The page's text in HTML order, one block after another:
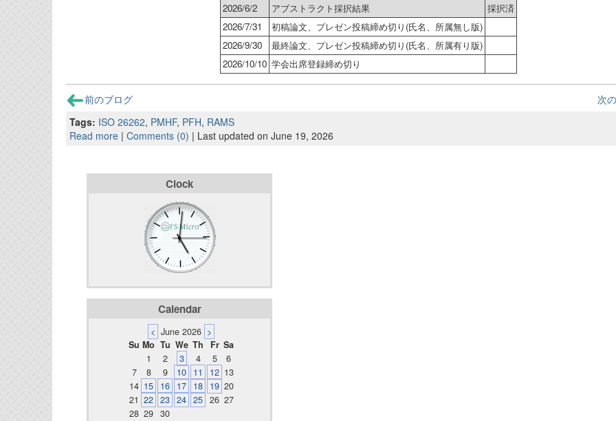
2026/6/2
アブストラクト採択結果
採択済
2026/7/31
初稿論文、プレゼン投稿締め切り(氏名、所属無し版)
2026/9/30
最終論文、プレゼン投稿締め切り(氏名、所属有り版)
2026/10/10 学会出席登録締め切り
前のブログ
次
Tags: ISO 26262, PMHF, PFH, RAMS
Read more | Comments (0) | Last updated on June 19, 2026
Clock
Calendar
< June 2026 >
Su Mo Tu We Th Fr Sa
1
2 3 4 5
6
7
8 9 10 11 12 13
14 15 16 17 18 19 20
21 22 23 24 25 26 27
28 29 30